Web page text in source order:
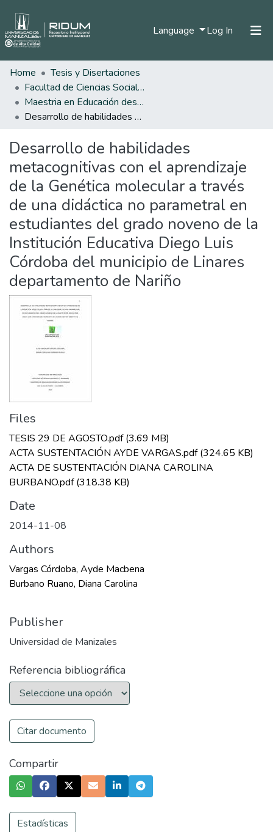
Language Log In (current)
Home
Tesis y Disertaciones
Facultad de Ciencias Sociales y Humanas
Maestria en Educación desde la Diversidad
Desarrollo de habilidades metacognitivas con el aprendizaje de la Genética molecular a través de una didáctica no parametral en estudiantes del grado noveno de la Institución Educativa Diego Luis Córdoba del municipio de Linares departamento de Nariño
Desarrollo de habilidades
metacognitivas con el aprendizaje
de la Genética molecular a través
de una didáctica no parametral en
estudiantes del grado noveno de la
Institución Educativa Diego Luis
Córdoba del municipio de Linares
departamento de Nariño
Files
TESIS 29 DE AGOSTO.pdf(3.69 MB)
ACTA SUSTENTACIÓN AYDE VARGAS.pdf(324.65 KB)
ACTA DE SUSTENTACIÓN DIANA CAROLINA
BURBANO.pdf(318.38 KB)
Date
2014-11-08
Authors
Vargas Córdoba, Ayde Macbena
Burbano Ruano, Diana Carolina
Publisher
Universidad de Manizales
Referencia bibliográfica
Citar documento
Compartir
Estadísticas